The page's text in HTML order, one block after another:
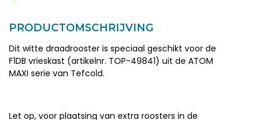
PRODUCTOMSCHRIJVING
Dit witte draadrooster is speciaal geschikt voor de
F1DB vrieskast (artikelnr. TOP-49841) uit de ATOM
MAXI serie van Tefcold.
Let op, voor plaatsing van extra roosters in de